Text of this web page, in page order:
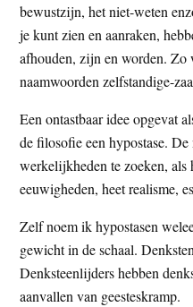
bewustzijn, het niet-weten
je kunt zien en aanraken,
afhouden, zijn en worden. Zo
naamwoorden zelfstandige-
Een ontastbaar idee opgevat
de filosofie een hypostase.
werkelijkheden te zoeken, als
eeuwigheden, heet realisme,
Zelf noem ik hypostasen
gewicht in de schaal.
Denksteenlijders hebben
aanvallen van geesteskramp.